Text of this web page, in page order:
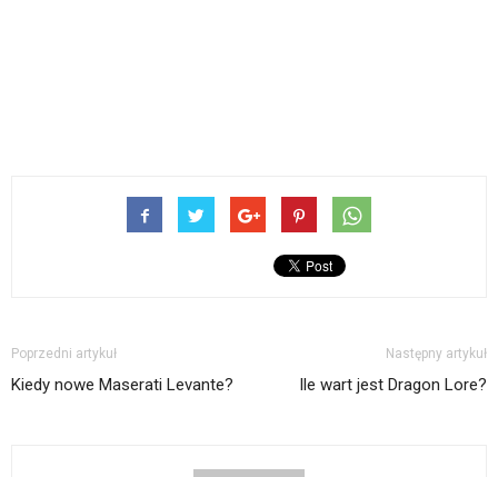
Poprzedni artykuł
Kiedy nowe Maserati Levante?
Następny artykuł
Ile wart jest Dragon Lore?